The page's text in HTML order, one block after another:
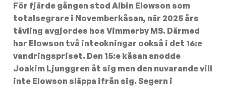
För fjärde gången stod Albin Elowson som
totalsegrare i Novemberkåsan, när 2025 års
tävling avgjordes hos Vimmerby MS. Därmed
har Elowson två inteckningar också i det 16:e
vandringspriset. Den 15:e kåsan snodde
Joakim Ljunggren åt sig men den nuvarande vill
inte Elowson släppa ifrån sig. Segern i